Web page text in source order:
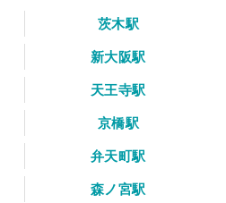
茨木駅
新大阪駅
天王寺駅
京橋駅
弁天町駅
森ノ宮駅